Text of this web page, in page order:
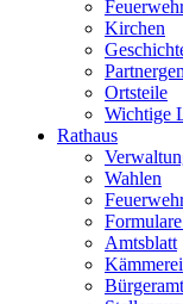
Kirchen
Ortsteile
Wichtige
Rathaus
Wahlen
Amtsblatt
Kämmerei
Bürgeramt